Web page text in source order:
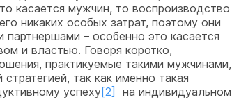
касается мужчин, то воспроизводство
никаких особых затрат, поэтому они
партнершами – особенно это касается
и властью. Говоря коротко,
практикуемые такими мужчинами,
так как именно такая
успеху[2]
на индивидуальном